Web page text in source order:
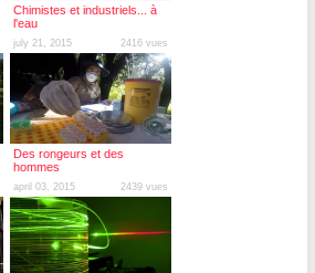
Chimistes et industriels... à
l'eau
july 21, 2015 2416 vues
Des rongeurs et des
hommes
april 03, 2015 2439 vues